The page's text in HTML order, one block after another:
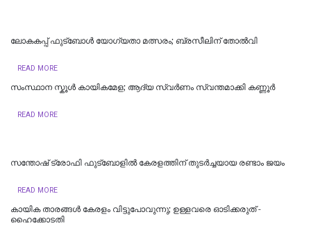
ലോകകപ്പ് ഫുട്ബോൾ യോഗ്യതാ മത്സരം; ബ്രസീലിന് തോൽവി
READ MORE
സംസ്ഥാന സ്കൂൾ കായികമേള; ആദ്യ സ്വർണം സ്വന്തമാക്കി കണ്ണൂർ
READ MORE
സന്തോഷ് ട്രോഫി ഫുട്ബോളില്‍ കേരളത്തിന് തുടര്‍ച്ചയായ രണ്ടാം ജയം
READ MORE
കായിക താരങ്ങള്‍ കേരളം വിട്ടുപോവുന്നു; ഉള്ളവരെ ഓടിക്കരുത് -
ഹൈക്കോടതി